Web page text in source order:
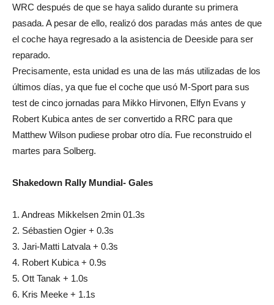
WRC después de que se haya salido durante su primera
pasada. A pesar de ello, realizó dos paradas más antes de que
el coche haya regresado a la asistencia de Deeside para ser
reparado.
Precisamente, esta unidad es una de las más utilizadas de los
últimos días, ya que fue el coche que usó M-Sport para sus
test de cinco jornadas para Mikko Hirvonen, Elfyn Evans y
Robert Kubica antes de ser convertido a RRC para que
Matthew Wilson pudiese probar otro día. Fue reconstruido el
martes para Solberg.
Shakedown Rally Mundial- Gales
1. Andreas Mikkelsen 2min 01.3s
2. Sébastien Ogier + 0.3s
3. Jari-Matti Latvala + 0.3s
4. Robert Kubica + 0.9s
5. Ott Tanak + 1.0s
6. Kris Meeke + 1.1s